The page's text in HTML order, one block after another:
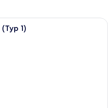
2 phòng ngủ, minibar, két bảo mật
1)